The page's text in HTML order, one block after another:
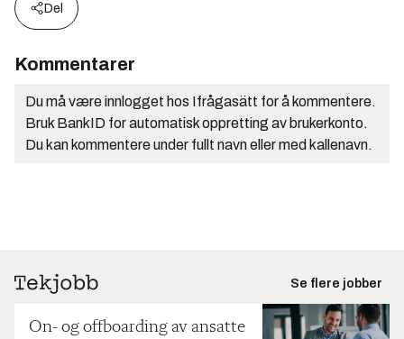
Del
Kommentarer
Du må være innlogget hos Ifrågasätt for å kommentere.
Bruk BankID for automatisk oppretting av brukerkonto.
Du kan kommentere under fullt navn eller med kallenavn.
Se flere jobber
On- og offboarding av ansatte